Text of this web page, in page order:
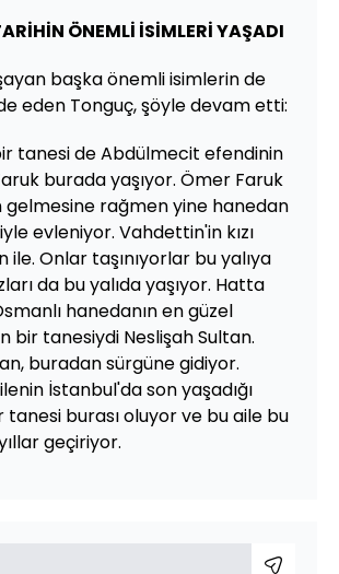
ÖNEMLİ İSİMLERİ YAŞADI
başka önemli isimlerin de
eden Tonguç, şöyle devam etti:
tanesi de Abdülmecit efendinin
burada yaşıyor. Ömer Faruk
gelmesine rağmen yine hanedan
evleniyor. Vahdettin'in kızı
ile. Onlar taşınıyorlar bu yalıya
da bu yalıda yaşıyor. Hatta
hanedanın en güzel
bir tanesiydi Neslişah Sultan.
buradan sürgüne gidiyor.
İstanbul'da son yaşadığı
burası oluyor ve bu aile bu
geçiriyor.